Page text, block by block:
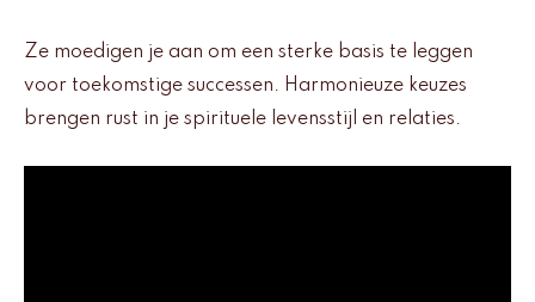
Ze moedigen je aan om een sterke basis te leggen
voor toekomstige successen. Harmonieuze keuzes
brengen rust in je spirituele levensstijl en relaties.